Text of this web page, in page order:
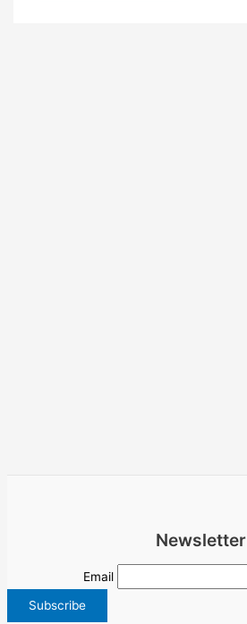
Newsletter
Email